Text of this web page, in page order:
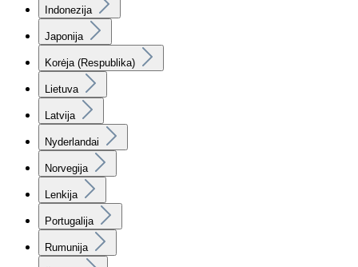
Indonezija
Japonija
Korėja (Respublika)
Lietuva
Latvija
Nyderlandai
Norvegija
Lenkija
Portugalija
Rumunija